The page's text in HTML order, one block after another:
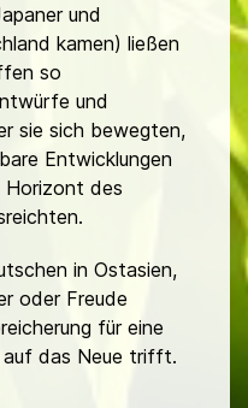
und
kamen) ließen
so
und
sie sich bewegten,
Entwicklungen
Horizont des
in Ostasien,
oder Freude
für eine
auf das Neue trifft.